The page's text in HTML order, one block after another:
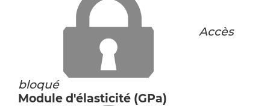
Accès
bloqué
Module d'élasticité (GPa)